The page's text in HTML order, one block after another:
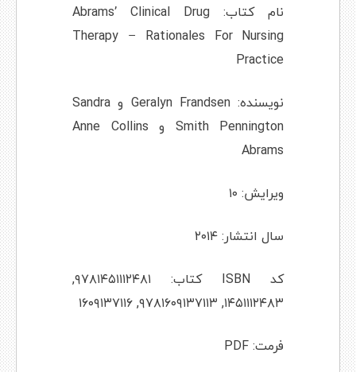
نام کتاب: Abrams’ Clinical Drug
Therapy – Rationales For Nursing
Practice
نویسنده: Geralyn Frandsen و Sandra
Smith Pennington و Anne Collins
Abrams
ویرایش: ۱۰
سال انتشار: ۲۰۱۴
کد ISBN کتاب: ۹۷۸۱۴۵۱۱۱۲۴۸۱,
۱۴۵۱۱۱۲۴۸۳, ۹۷۸۱۶۰۹۱۳۷۱۱۳, ۱۶۰۹۱۳۷۱۱۶
فرمت: PDF